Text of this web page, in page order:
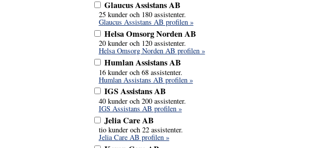
Glaucus Assistans AB
25 kunder och 180 assistenter.
Glaucus Assistans AB profilen »
Helsa Omsorg Norden AB
20 kunder och 120 assistenter.
Helsa Omsorg Norden AB profilen »
Humlan Assistans AB
16 kunder och 68 assistenter.
Humlan Assistans AB profilen »
IGS Assistans AB
40 kunder och 200 assistenter.
IGS Assistans AB profilen »
Jelia Care AB
tio kunder och 22 assistenter.
Jelia Care AB profilen »